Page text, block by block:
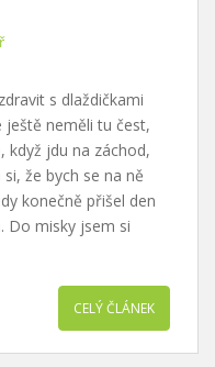
s dlaždičkami
ještě neměli tu čest,
když jdu na záchod,
že bych se na ně
konečně přišel den
Do misky jsem si
CELÝ ČLÁNEK